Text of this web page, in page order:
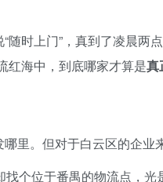
时上门”，真到了凌晨两
红海中，到底哪家才算是真
里。但对于白云区的企业
个位于番禺的物流点，